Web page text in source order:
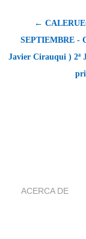
←
SEPTIEMBRE -
Javier Cirauqui ) 2ª
ACERCA DE